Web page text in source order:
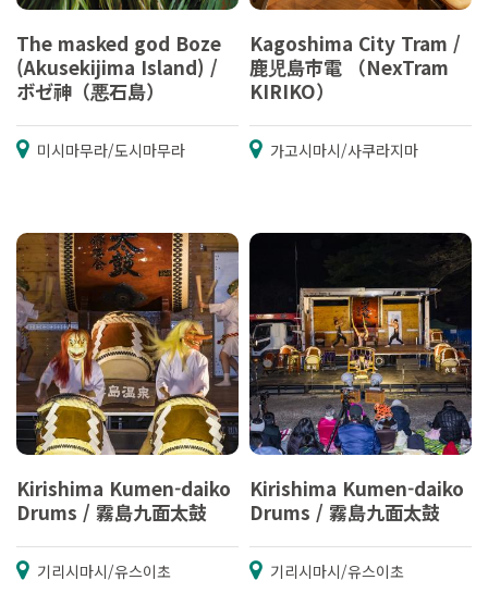
The masked god Boze
(Akusekijima Island) /
ボゼ神（悪石島）
미시마무라/도시마무라
Kagoshima City Tram /
鹿児島市電 （NexTram
KIRIKO）
가고시마시/사쿠라지마
Kirishima Kumen-daiko
Drums / 霧島九面太鼓
기리시마시/유스이초
Kirishima Kumen-daiko
Drums / 霧島九面太鼓
기리시마시/유스이초